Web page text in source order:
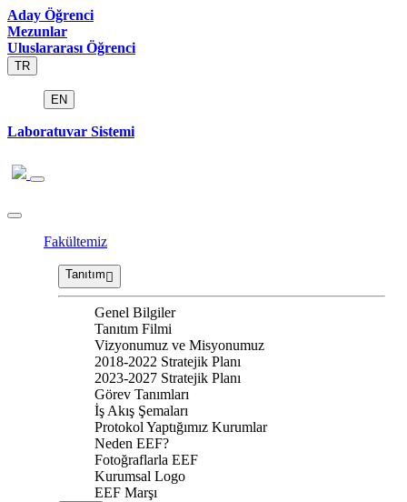
Aday Öğrenci
Mezunlar
Uluslararası Öğrenci
TR
EN
Laboratuvar Sistemi
Fakültemiz
Tanıtım
Genel Bilgiler
Tanıtım Filmi
Vizyonumuz ve Misyonumuz
2018-2022 Stratejik Planı
2023-2027 Stratejik Planı
Görev Tanımları
İş Akış Şemaları
Protokol Yaptığımız Kurumlar
Neden EEF?
Fotoğraflarla EEF
Kurumsal Logo
EEF Marşı